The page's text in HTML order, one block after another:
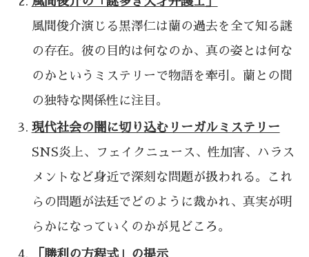
風間俊介演じる黒澤仁は蘭の過去を全て知る謎
の存在。彼の目的は何なのか、真の姿とは何な
のかというミステリーで物語を牽引。蘭との間
の独特な関係性に注目。
現代社会の闇に切り込むリーガルミステリー
SNS炎上、フェイクニュース、性加害、ハラス
メントなど身近で深刻な問題が扱われる。これ
らの問題が法廷でどのように裁かれ、真実が明
らかになっていくのかが見どころ。
「勝利の方程式」の提示